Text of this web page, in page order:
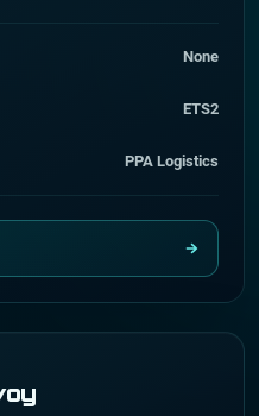
None
ETS2
PPA Logistics